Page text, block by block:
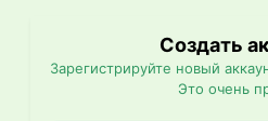
Создать
Зарегистрируйте новый
Это очень